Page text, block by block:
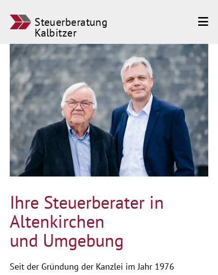
Kalbitzer
Steuerberatung
Kalbitzer
Ihre Steuerberater in
Altenkirchen
und Umgebung
Seit der Gründung der Kanzlei im Jahr 1976